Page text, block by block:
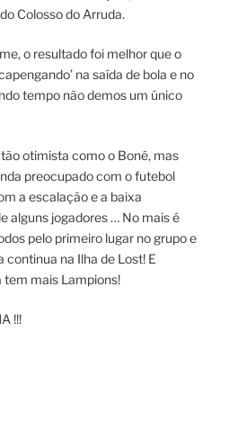
Colosso do Arruda.
o resultado foi melhor que o
na saída de bola e no
tempo não demos um único
otimista como o Boné, mas
preocupado com o futebol
a escalação e a baixa
alguns jogadores … No mais é
pelo primeiro lugar no grupo e
continua na Ilha de Lost! E
tem mais Lampions!
!!!